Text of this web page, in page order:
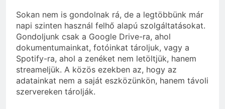
Sokan nem is gondolnak rá, de a legtöbbünk már
napi szinten használ felhő alapú szolgáltatásokat.
Gondoljunk csak a Google Drive-ra, ahol
dokumentumainkat, fotóinkat tároljuk, vagy a
Spotify-ra, ahol a zenéket nem letöltjük, hanem
streameljük. A közös ezekben az, hogy az
adatainkat nem a saját eszközünkön, hanem távoli
szervereken tárolják.